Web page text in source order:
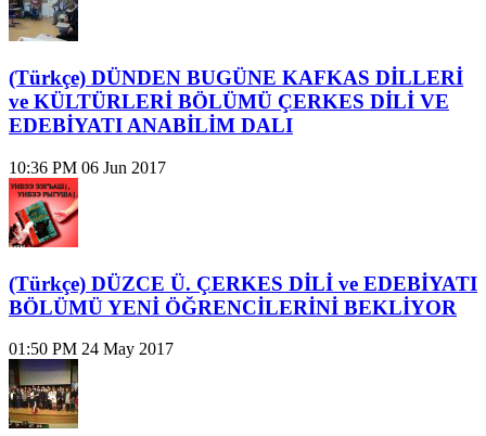
(Türkçe) DÜNDEN BUGÜNE KAFKAS DİLLERİ
ve KÜLTÜRLERİ BÖLÜMÜ ÇERKES DİLİ VE
EDEBİYATI ANABİLİM DALI
10:36 PM 06 Jun 2017
(Türkçe) DÜZCE Ü. ÇERKES DİLİ ve EDEBİYATI
BÖLÜMÜ YENİ ÖĞRENCİLERİNİ BEKLİYOR
01:50 PM 24 May 2017